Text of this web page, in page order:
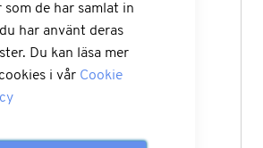
som de har samlat in
har använt deras
Du kan läsa mer
i vår Cookie